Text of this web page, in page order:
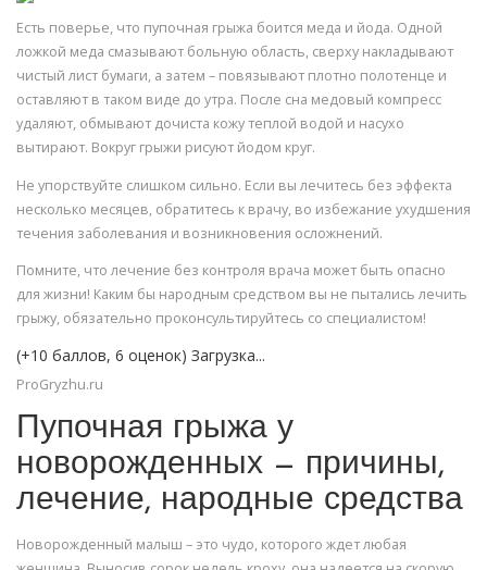
Есть поверье, что пупочная грыжа боится меда и йода. Одной
ложкой меда смазывают больную область, сверху накладывают
чистый лист бумаги, а затем – повязывают плотно полотенце и
оставляют в таком виде до утра. После сна медовый компресс
удаляют, обмывают дочиста кожу теплой водой и насухо
вытирают. Вокруг грыжи рисуют йодом круг.
Не упорствуйте слишком сильно. Если вы лечитесь без эффекта
несколько месяцев, обратитесь к врачу, во избежание ухудшения
течения заболевания и возникновения осложнений.
Помните, что лечение без контроля врача может быть опасно
для жизни! Каким бы народным средством вы не пытались лечить
грыжу, обязательно проконсультируйтесь со специалистом!
(+10 баллов, 6 оценок) Загрузка...
ProGryzhu.ru
Пупочная грыжа у
новорожденных — причины,
лечение, народные средства
Новорожденный малыш – это чудо, которого ждет любая